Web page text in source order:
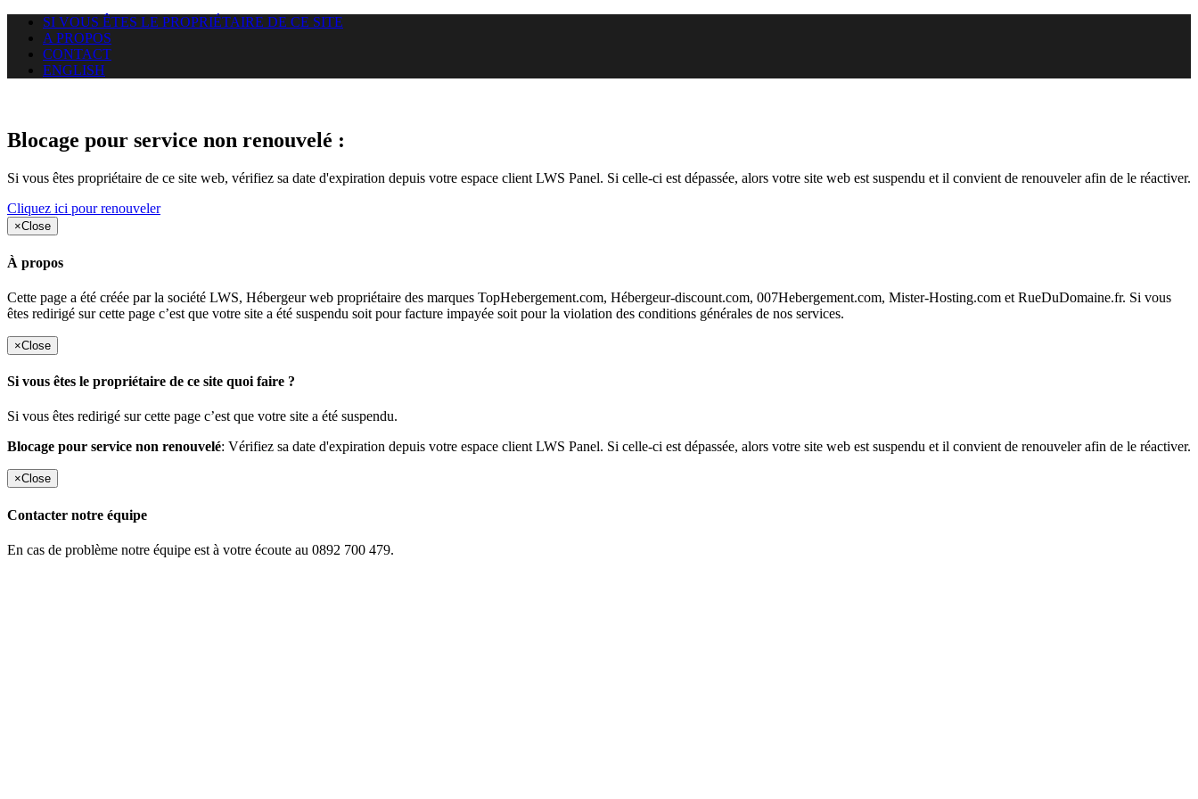
SI VOUS ÊTES LE PROPRIÉTAIRE DE CE SITE
A PROPOS
CONTACT
ENGLISH
Blocage pour service non renouvelé :
Si vous êtes propriétaire de ce site web, vérifiez sa date d'expiration depuis votre espace client LWS Panel. Si celle-ci est dépassée, alors votre site web est suspendu et il convient de renouveler afin de le réactiver.
Cliquez ici pour renouveler
×Close
À propos
Cette page a été créée par la société LWS, Hébergeur web propriétaire des marques TopHebergement.com, Hébergeur-discount.com, 007Hebergement.com, Mister-Hosting.com et RueDuDomaine.fr. Si vous
êtes redirigé sur cette page c’est que votre site a été suspendu soit pour facture impayée soit pour la violation des conditions générales de nos services.
×Close
Si vous êtes le propriétaire de ce site quoi faire ?
Si vous êtes redirigé sur cette page c’est que votre site a été suspendu.
Blocage pour service non renouvelé: Vérifiez sa date d'expiration depuis votre espace client LWS Panel. Si celle-ci est dépassée, alors votre site web est suspendu et il convient de renouveler afin de le réactiver.
×Close
Contacter notre équipe
En cas de problème notre équipe est à votre écoute au 0892 700 479.